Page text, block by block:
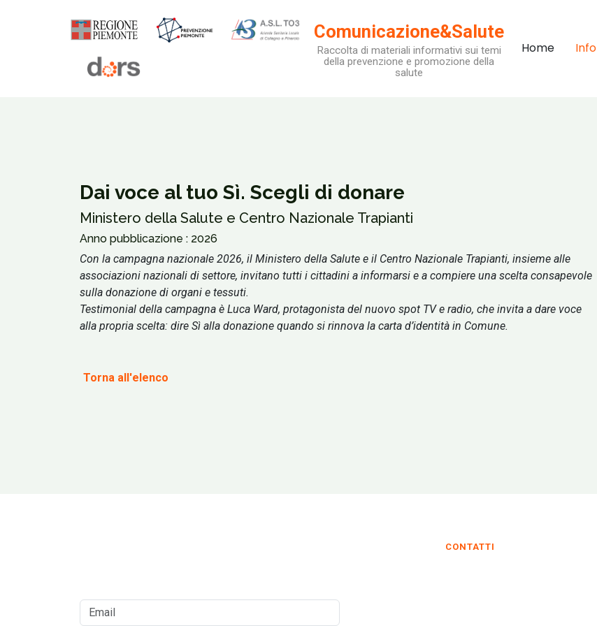
Comunicazione&Salute
Raccolta di materiali informativi sui temi
della prevenzione e promozione della
salute
Home Info
Dai voce al tuo Sì. Scegli di donare
Ministero della Salute e Centro Nazionale Trapianti
Anno pubblicazione : 2026
Con la campagna nazionale 2026, il Ministero della Salute e il Centro Nazionale Trapianti, insieme alle
associazioni nazionali di settore, invitano tutti i cittadini a informarsi e a compiere una scelta consapevole
sulla donazione di organi e tessuti.
Testimonial della campagna è Luca Ward, protagonista del nuovo spot TV e radio, che invita a dare voce
alla propria scelta: dire Sì alla donazione quando si rinnova la carta d’identità in Comune.
Torna all'elenco
CONTATTI